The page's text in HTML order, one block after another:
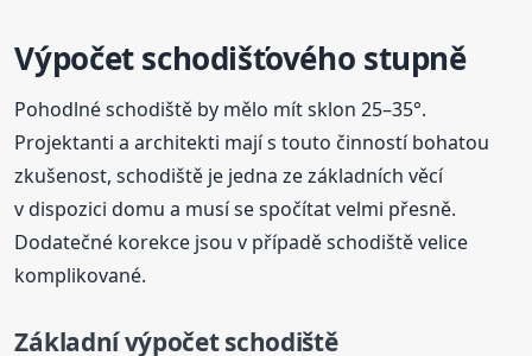
Výpočet schodišťového stupně
Pohodlné schodiště by mělo mít sklon 25–35°.
Projektanti a architekti mají s touto činností bohatou
zkušenost, schodiště je jedna ze základních věcí
v dispozici domu a musí se spočítat velmi přesně.
Dodatečné korekce jsou v případě schodiště velice
komplikované.
Základní výpočet schodiště